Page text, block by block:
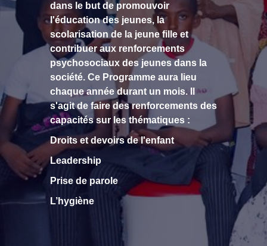
dans le but de promouvoir
l'éducation des jeunes, la
scolarisation de la jeune fille et
contribuer aux renforcements
psychosociaux des jeunes dans la
société. Ce Programme aura lieu
chaque année durant un mois. Il
s'agit de faire des renforcements des
capacités sur les thématiques :
Droits et devoirs de l'enfant
Leadership
Prise de parole
L’hygiène